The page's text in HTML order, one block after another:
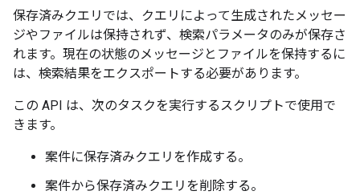
保存済みクエリでは、クエリによって生成されたメッセー
ジやファイルは保持されず、検索パラメータのみが保存さ
れます。現在の状態のメッセージとファイルを保持するに
は、検索結果をエクスポートする必要があります。
この API は、次のタスクを実行するスクリプトで使用で
きます。
案件に保存済みクエリを作成する。
案件から保存済みクエリを削除する。